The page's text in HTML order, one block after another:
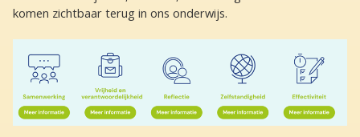
komen zichtbaar terug in ons onderwijs.